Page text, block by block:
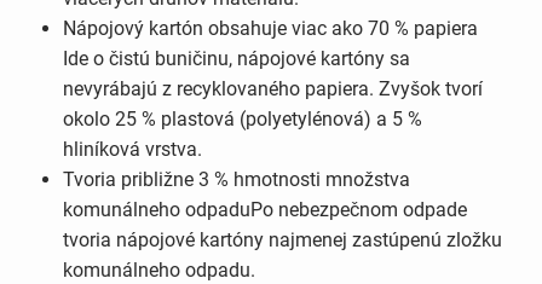
Nápojový kartón obsahuje viac ako 70 % papiera
Ide o čistú buničinu, nápojové kartóny sa
nevyrábajú z recyklovaného papiera. Zvyšok tvorí
okolo 25 % plastová (polyetylénová) a 5 %
hliníková vrstva.
Tvoria približne 3 % hmotnosti množstva
komunálneho odpaduPo nebezpečnom odpade
tvoria nápojové kartóny najmenej zastúpenú zložku
komunálneho odpadu.